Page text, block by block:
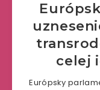
celej
Európsky